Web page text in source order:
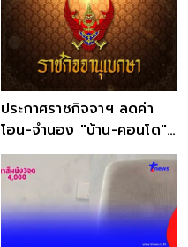
ประกาศราชกิจจาฯ ลดค่า
โอน-จำนอง "บ้าน-คอนโด"
ไม่เกิน 7 ล้าน เหลือ 0.01%